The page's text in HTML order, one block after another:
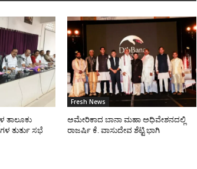
ತಾಲೂಕು
ತುರ್ತು ಸಭೆ
Fresh News
ಅಮೇರಿಕಾದ ಬಾನಾ ಮಹಾ ಅಧಿವೇಶನದಲ್ಲಿ
ರಾಜರ್ಷಿ ಕೆ. ವಾಸುದೇವ ಶೆಟ್ಟಿ ಭಾಗಿ